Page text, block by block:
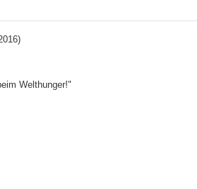
Welthunger!"